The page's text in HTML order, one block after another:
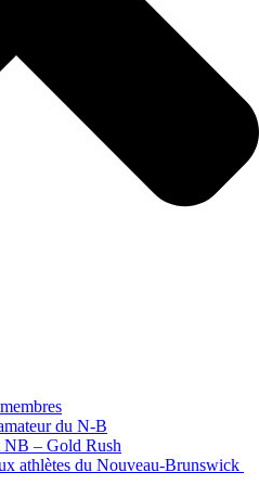
du N-B
NB – Gold Rush
athlètes du Nouveau-Brunswick